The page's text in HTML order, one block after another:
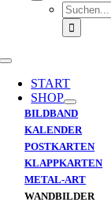
Suche
nach:
Toggle
NavigationSTART
SHOP
BILDBAND
KALENDER
POSTKARTEN
KLAPPKARTEN
METAL-ART
WANDBILDER